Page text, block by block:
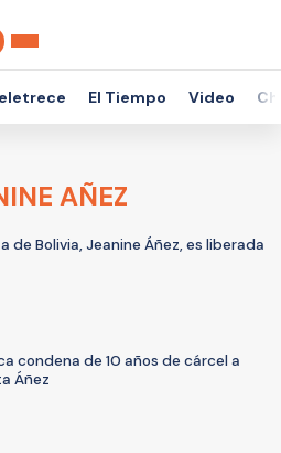
El Tiempo Video
AÑEZ
de Bolivia, Jeanine Áñez, es liberada
condena de 10 años de cárcel a
Áñez